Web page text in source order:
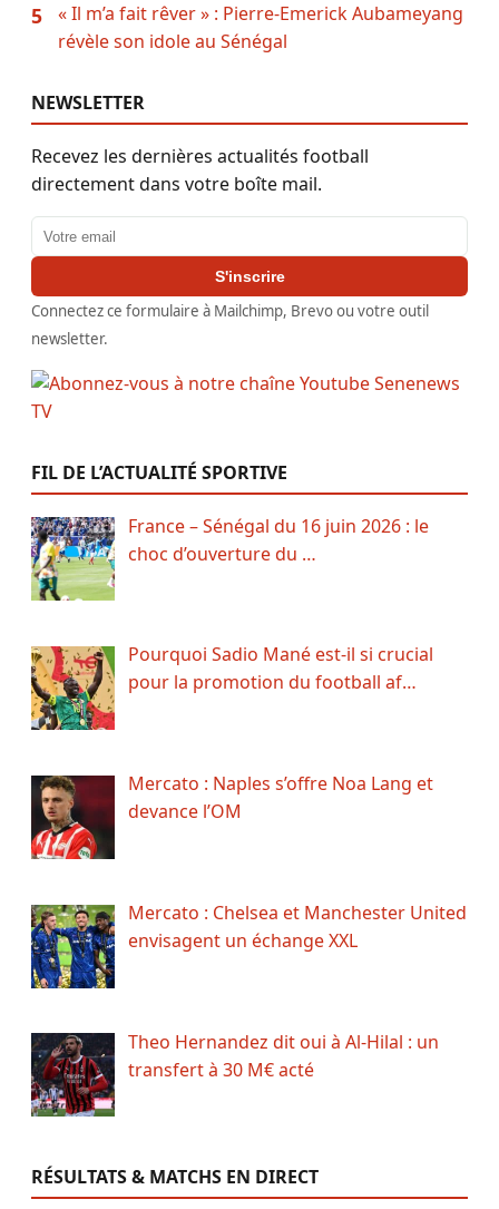
5
« Il m’a fait rêver » : Pierre-Emerick Aubameyang
révèle son idole au Sénégal
NEWSLETTER
Recevez les dernières actualités football
directement dans votre boîte mail.
Adresse email
S'inscrire
Connectez ce formulaire à Mailchimp, Brevo ou votre outil
newsletter.
FIL DE L’ACTUALITÉ SPORTIVE
France – Sénégal du 16 juin 2026 : le
choc d’ouverture du …
Pourquoi Sadio Mané est-il si crucial
pour la promotion du football af…
Mercato : Naples s’offre Noa Lang et
devance l’OM
Mercato : Chelsea et Manchester United
envisagent un échange XXL
Theo Hernandez dit oui à Al-Hilal : un
transfert à 30 M€ acté
RÉSULTATS & MATCHS EN DIRECT